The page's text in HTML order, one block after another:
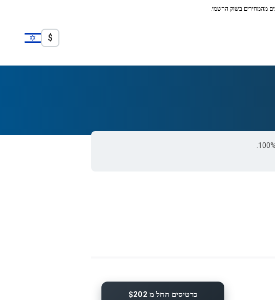
מהמחירים בשוק הרשמי.
$
כרטיסים החל מ $202